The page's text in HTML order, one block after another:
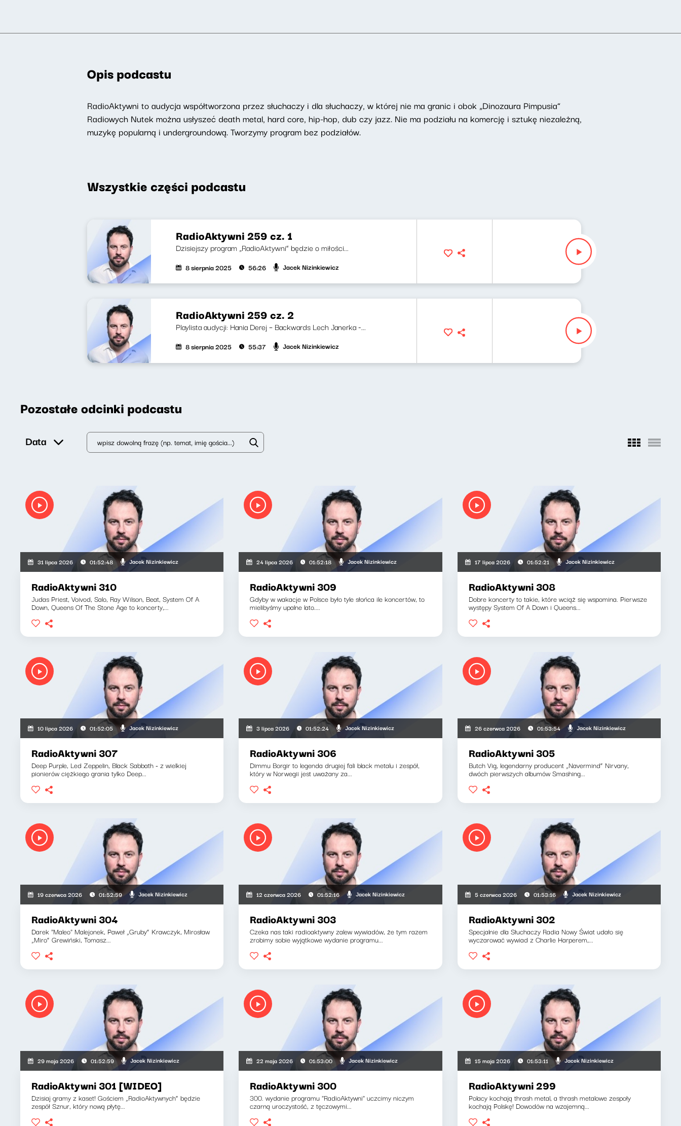
Opis podcastu
RadioAktywni to audycja współtworzona przez słuchaczy i dla słuchaczy, w której nie ma granic i obok „Dinozaura Pimpusia”
Radiowych Nutek można usłyszeć death metal, hard core, hip-hop, dub czy jazz. Nie ma podziału na komercję i sztukę niezależną,
muzykę popularną i undergroundową. Tworzymy program bez podziałów.
Wszystkie części podcastu
RadioAktywni 259 cz. 1
Dzisiejszy program „RadioAktywni” będzie o miłości...
8 sierpnia 2025 56:26 Jacek Nizinkiewicz
RadioAktywni 259 cz. 2
Playlista audycji: Hania Derej – Backwards Lech Janerka -...
8 sierpnia 2025 55:37 Jacek Nizinkiewicz
Pozostałe odcinki podcastu
Data
31 lipca 2026 01:52:48 Jacek Nizinkiewicz
RadioAktywni 310
Judas Priest, Voivod, Salo, Ray Wilson, Beat, System Of A
Down, Queens Of The Stone Age to koncerty,...
24 lipca 2026 01:52:18 Jacek Nizinkiewicz
RadioAktywni 309
Gdyby w wakacje w Polsce było tyle słońca ile koncertów, to
mielibyśmy upalne lato....
17 lipca 2026 01:52:21 Jacek Nizinkiewicz
RadioAktywni 308
Dobre koncerty to takie, które wciąż się wspomina. Pierwsze
występy System Of A Down i Queens...
10 lipca 2026 01:52:05 Jacek Nizinkiewicz
RadioAktywni 307
Deep Purple, Led Zeppelin, Black Sabbath - z wielkiej
pionierów ciężkiego grania tylko Deep...
3 lipca 2026 01:52:24 Jacek Nizinkiewicz
RadioAktywni 306
Dimmu Borgir to legenda drugiej fali black metalu i zespół,
który w Norwegii jest uważany za...
26 czerwca 2026 01:53:54 Jacek Nizinkiewicz
RadioAktywni 305
Butch Vig, legendarny producent „Navermind” Nirvany,
dwóch pierwszych albumów Smashing...
19 czerwca 2026 01:52:59 Jacek Nizinkiewicz
RadioAktywni 304
Darek "Maleo" Malejonek, Paweł „Gruby” Krawczyk, Mirosław
„Miro” Grewiński, Tomasz...
12 czerwca 2026 01:52:16 Jacek Nizinkiewicz
RadioAktywni 303
Czeka nas taki radioaktywny zalew wywiadów, że tym razem
zrobimy sobie wyjątkowe wydanie programu...
5 czerwca 2026 01:53:16 Jacek Nizinkiewicz
RadioAktywni 302
Specjalnie dla Słuchaczy Radia Nowy Świat udało się
wyczarować wywiad z Charlie Harperem,...
29 maja 2026 01:52:59 Jacek Nizinkiewicz
RadioAktywni 301 [WIDEO]
Dzisiaj gramy z kaset! Gościem „RadioAktywnych” będzie
zespół Sznur, który nową płytę...
22 maja 2026 01:53:00 Jacek Nizinkiewicz
RadioAktywni 300
300. wydanie programu "RadioAktywni" uczcimy niczym
czarną uroczystość, z tęczowymi...
15 maja 2026 01:53:11 Jacek Nizinkiewicz
RadioAktywni 299
Polacy kochają thrash metal, a thrash metalowe zespoły
kochają Polskę! Dowodów na wzajemną...